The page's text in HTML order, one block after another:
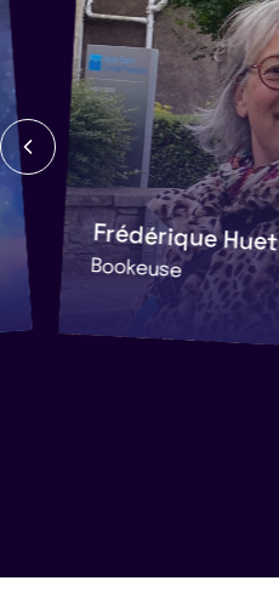
Frédérique Huet
Bookeuse